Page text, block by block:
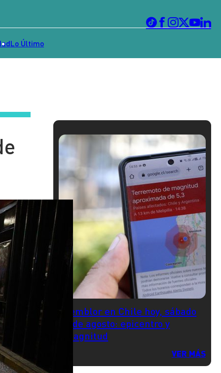
Lo Último
Temblor en Chile hoy, sábado
8 de agosto: epicentro y
magnitud
VER MÁS